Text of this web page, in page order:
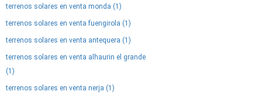
terrenos solares en venta monda (1)
terrenos solares en venta fuengirola (1)
terrenos solares en venta antequera (1)
terrenos solares en venta alhaurin el grande
(1)
terrenos solares en venta nerja (1)